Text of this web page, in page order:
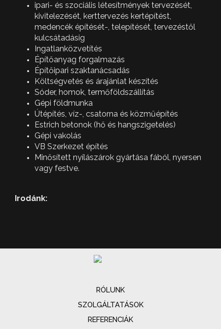
ipari- és szociális létesítmények tervezését,
kivitelezését, kerttervezés kertépítést,
medencék építését-, telepítését, tervezéstől
kulcsátadásig
Ingatlanközvetítés
Építőanyag forgalmazás
Építőipari szaktanácsadás
Költségvetés és árajánlat készítés
Sóder, homok, termőföldszállítás
Gépi földmunka
Útépítés, víz-, csatorna és közműépítés
Estrich betonok (hő és hangszigetelés)
Gépi vakolás
VB Szerkezet építés
Minősített nyílászárok gyártása fából, nyersen
vagy festve.
Irodánk:
RÓLUNK
SZOLGÁLTATÁSOK
REFERENCIÁK